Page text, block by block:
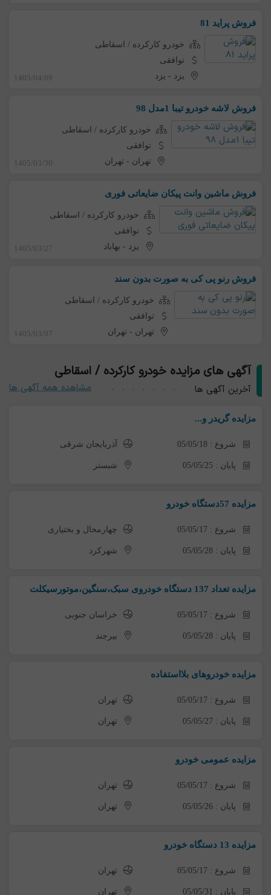
فروش پراید 81
خودرو کارکرده / اسقاطی
توافقی
یزد - یزد 1405/04/09
فروش لاشه خودرو تیبا 1مدل 98
خودرو کارکرده / اسقاطی
توافقی
تهران -تهران 1405/03/30
فروش ماشین وانت پیکان ضایعاتی فوری
خودرو کارکرده / اسقاطی
توافقی
یزد - بهاباد 1405/03/27
فروش رنو پی کی به صورت بدون سند
خودرو کارکرده / اسقاطی
توافقی
تهران -تهران 1405/03/07
آگهی های مزایده خودرو کارکرده / اسقاطی
آخرین آگهی ها مشاهده همه آگهی ها
مزایده گریدر و...
شروع : 05/05/18 آذربایجان شرقی
پایان : 05/05/25 شبستر
مزایده 57دستگاه خودرو
شروع : 05/05/17 چهارمحال و بختیاری
پایان : 05/05/28 شهرکرد
مزایده تعداد 137 دستگاه خودروی سبک،سنگین،موتورسیکلت
شروع : 05/05/17 خراسان جنوبی
پایان : 05/05/28 بیرجند
مزایده خودروهای بلااستفاده
شروع : 05/05/17 تهران
پایان : 05/05/27 تهران
مزایده عمومی خودرو
شروع : 05/05/17 تهران
پایان : 05/05/26 تهران
مزایده 13 دستگاه خودرو
شروع : 05/05/17 تهران
پایان : 05/05/31 تهران